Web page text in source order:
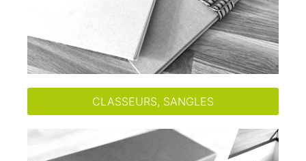
CLASSEURS, SANGLES